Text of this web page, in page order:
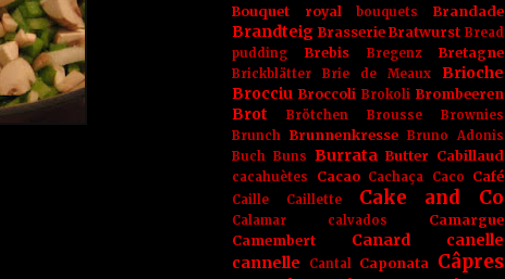
Bouquet royal bouquets Brandade
Brandteig Brasserie Bratwurst Bread
pudding
Brebis Bregenz Bretagne
Brickblätter Brie de Meaux
Brioche
Brocciu Broccoli Brokoli Brombeeren
Brot Brötchen Brousse
Brownies
Brunch Brunnenkresse Bruno Adonis
Buch Buns Burrata Butter Cabillaud
cacahuètes Cacao Cachaça Caco Café
Caille Caillette Cake and Co
Calamar calvados
Camargue
Camembert
Canard
canelle
cannelle
Cantal Caponata Câpres